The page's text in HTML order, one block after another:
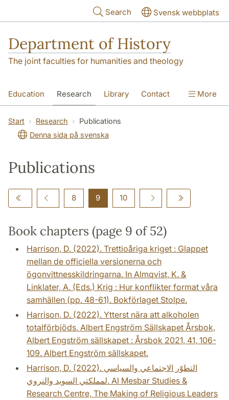
Search Svensk webbplats
Department of History
The joint faculties for humanities and theology
Education Research Library Contact
About the Department
More
Start Research
Publications
Denna sida på svenska
Publications
8 9 10
Book chapters (page 9 of 52)
Harrison, D. (2022). Trettioåriga kriget : Glappet
mellan de officiella versionerna och
ögonvittnesskildringarna. In Almqvist, K. &
Linklater, A. (Eds.) Krig : Hur konflikter format våra
samhällen (pp. 48-61). Bokförlaget Stolpe.
Harrison, D. (2022). Ytterst nära att alkoholen
totalförbjöds. Albert Engström Sällskapet Årsbok,
Albert Engström sällskapet : Årsbok 2021, 41, 106-
109. Albert Engström sällskapet.
Harrison, D. (2022). التطوّر الاجتماعي والسياسي
لمملكتي السويد والنروي. Al Mesbar Studies &
Research Centre, The Making of Religious Leaders